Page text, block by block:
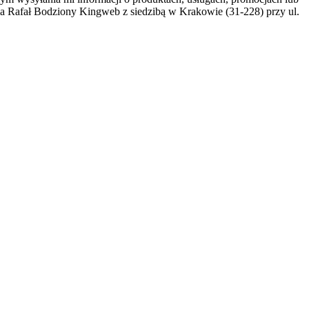
Rafał Bodziony Kingweb z siedzibą w Krakowie (31-228) przy ul.